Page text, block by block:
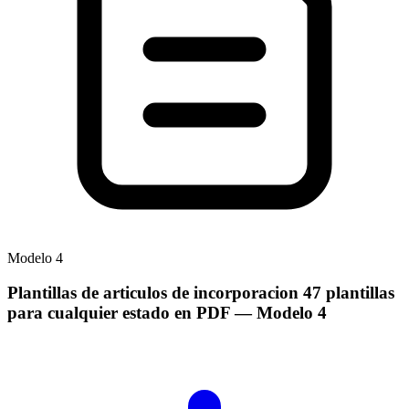
Modelo 4
Plantillas de articulos de incorporacion 47 plantillas
para cualquier estado en PDF— Modelo 4